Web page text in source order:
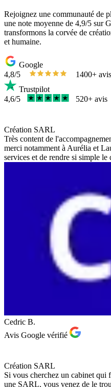
Rejoignez une communauté de
une note moyenne de 4,9/5 sur
transformons la corvée de
et humaine.
Google
4,8/5
1400+ avis
Trustpilot
4,6/5
520+ avis
Création SARL
Très content de
merci notamment à Aurélia et
services et de rendre si simple le
Cedric B.
Avis Google vérifié
Création SARL
Si vous cherchez un cabinet
une SARL, vous venez de le